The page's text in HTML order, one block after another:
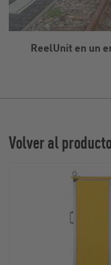
ReelUnit en un
Volver al